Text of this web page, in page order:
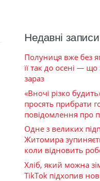
Недавні записи
Полуниця вже без
її так до осені —
зараз
«Вночі різко
просять прибрати
повідомлення про
Одне з великих
Житомира
коли відновить
Хліб, який можна
TikTok підхопив